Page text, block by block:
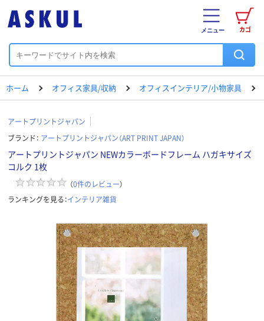
カゴ
メニュー
ホーム オフィス家具/収納 オフィスインテリア/小物家具
アートプリントジャパン
ブランド： アートプリントジャパン（ART PRINT JAPAN）
アートプリントジャパン NEWカラーボードフレーム ハガキサイズ
コルク 1枚
（0件のレビュー）
ランキングを見る：インテリア雑貨